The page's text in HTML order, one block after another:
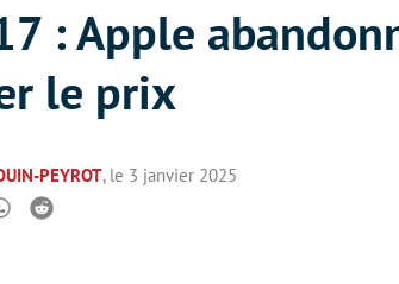
: Apple
le prix
PEYROT, le 3 janvier 2025
Reddit